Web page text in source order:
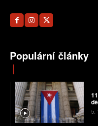
Populární články
5.